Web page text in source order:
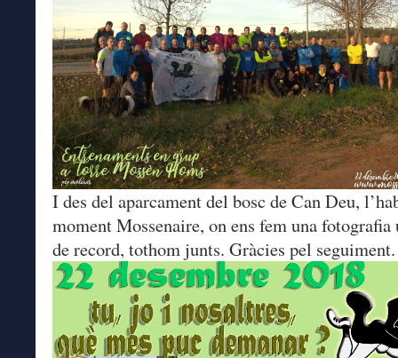
I des del aparcament del bosc de Can Deu,
moment Mossenaire, on ens fem una fotografia
de record, tothom junts. Gràcies pel seguiment.